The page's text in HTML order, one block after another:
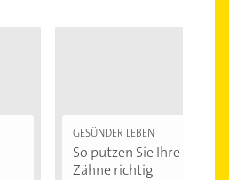
GESÜNDER LEBEN
So putzen Sie Ihre
Zähne richtig